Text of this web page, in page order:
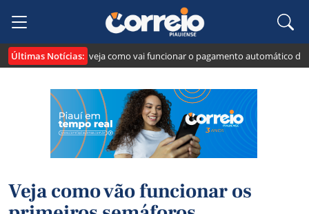
Últimas Notícias:
o "Pix Pensão": veja como vai funcionar o pagamento automático da
Veja como vão funcionar os